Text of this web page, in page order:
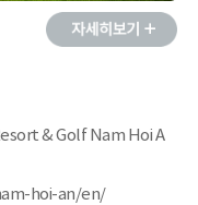
& Golf Nam Hoi A
hoi-an/en/